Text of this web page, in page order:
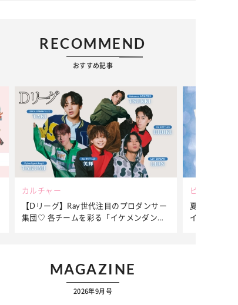
RECOMMEND
おすすめ記事
ビューティー
夏だからこそ“水分”が大切！くずれないメ
イクをつくる【保湿ケア】アイテム3選
ファッション
簡単アレン
ぷりの【そ
MAGAZINE
2026年9月号